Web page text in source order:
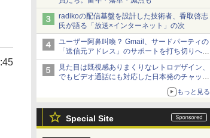
radikoの配信基盤を設計した技術者、香取啓志
氏が語る「放送×インターネット」の次
ユーザー阿鼻叫喚？ Gmail、サードパーティの
「送信元アドレス」のサポートを打ち切りへ
【やじうまWatch】
見た目は既視感ありまくりなレトロデザイン、
でもビデオ通話にも対応した日本発のチャット
もっと見る
Special Site